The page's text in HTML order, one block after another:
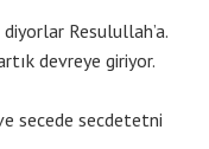
Resulullah’a.
devreye giriyor.
secede secdetetni